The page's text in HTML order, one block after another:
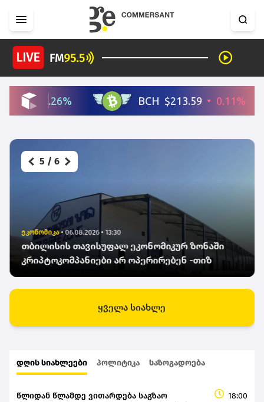
5 / 6
ეკონომიკა•06.08.2026 • 13:30
თბილისის თავისუფალ ეკონომიკურ ზონაში
კრიპტოკომპანიები არ ოპერირებენ -თიზ
ყველა სიახლე
დღის სიახლეები პოლიტიკა საზოგადოება
წლიდან წლამდე ვითარდება საგზაო
18:00